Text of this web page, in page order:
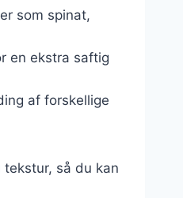
som spinat,
en ekstra saftig
af forskellige
så du kan